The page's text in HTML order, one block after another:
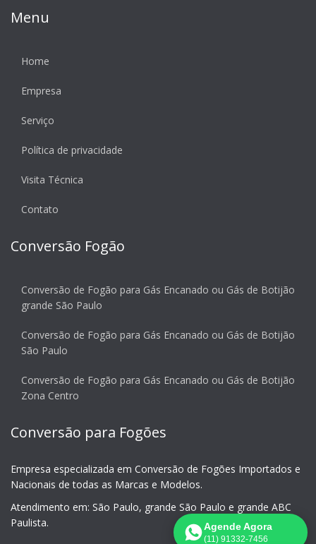
Menu
Home
Empresa
Serviço
Política de privacidade
Visita Técnica
Contato
Conversão Fogão
Conversão de Fogão para Gás Encanado ou Gás de Botijão
grande São Paulo
Conversão de Fogão para Gás Encanado ou Gás de Botijão
São Paulo
Conversão de Fogão para Gás Encanado ou Gás de Botijão
Zona Centro
Conversão para Fogões
Empresa especializada em Conversão de Fogões Importados e
Nacionais de todas as Marcas e Modelos.
Atendimento em: São Paulo, grande São Paulo e grande ABC
Paulista.
Agende Agora
(11) 91332-7456